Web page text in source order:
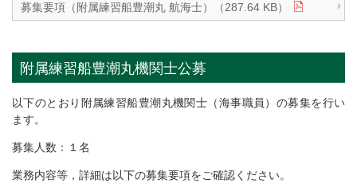
募集要項（附属練習船豊潮丸 航海士）（287.64 KB）
附属練習船豊潮丸機関士公募
以下のとおり附属練習船豊潮丸機関士（海事職員）の募集を行い
ます。
募集人数：１名
業務内容等，詳細は以下の募集要項をご確認ください。